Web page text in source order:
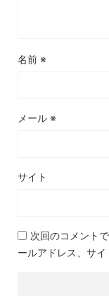
名前 ※
メール ※
サイト
次回のコメント
ールアドレス、サイ